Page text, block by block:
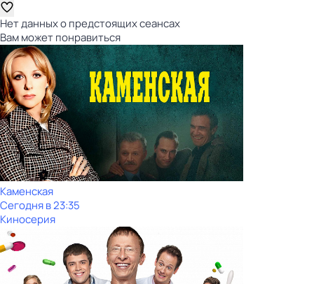
Нет данных о предстоящих сеансах
Вам может понравиться
Каменская
Сегодня в 23:35
Киносерия